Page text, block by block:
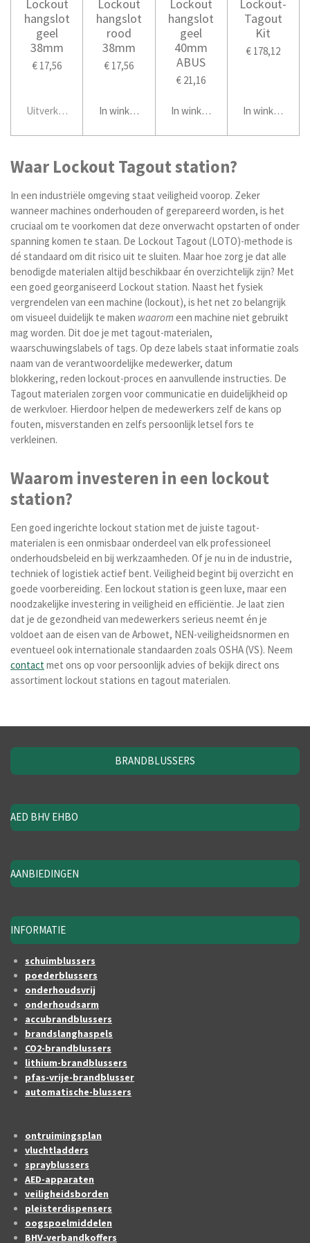
Lockout
hangslot
geel
38mm
€ 17,56
Uitverkocht
Lockout
hangslot
rood
38mm
€ 17,56
In winkelwagen
Lockout
hangslot
geel
40mm
ABUS
€ 21,16
In winkelwagen
Lockout-
Tagout
Kit
€ 178,12
In winkelwagen
Waar Lockout Tagout station?
In een industriële omgeving staat veiligheid voorop. Zeker
wanneer machines onderhouden of gerepareerd worden, is het
cruciaal om te voorkomen dat deze onverwacht opstarten of onder
spanning komen te staan. De Lockout Tagout (LOTO)-methode is
dé standaard om dit risico uit te sluiten. Maar hoe zorg je dat alle
benodigde materialen altijd beschikbaar én overzichtelijk zijn? Met
een goed georganiseerd Lockout station. Naast het fysiek
vergrendelen van een machine (lockout), is het net zo belangrijk
om visueel duidelijk te maken waarom een machine niet gebruikt
mag worden. Dit doe je met tagout-materialen,
waarschuwingslabels of tags. Op deze labels staat informatie zoals
naam van de verantwoordelijke medewerker, datum
blokkering, reden lockout-proces en aanvullende instructies. De
Tagout materialen zorgen voor communicatie en duidelijkheid op
de werkvloer. Hierdoor helpen de medewerkers zelf de kans op
fouten, misverstanden en zelfs persoonlijk letsel fors te
verkleinen.
Waarom investeren in een lockout
station?
Een goed ingerichte lockout station met de juiste tagout-
materialen is een onmisbaar onderdeel van elk professioneel
onderhoudsbeleid en bij werkzaamheden. Of je nu in de industrie,
techniek of logistiek actief bent. Veiligheid begint bij overzicht en
goede voorbereiding. Een lockout station is geen luxe, maar een
noodzakelijke investering in veiligheid en efficiëntie. Je laat zien
dat je de gezondheid van medewerkers serieus neemt én je
voldoet aan de eisen van de Arbowet, NEN-veiligheidsnormen en
eventueel ook internationale standaarden zoals OSHA (VS). Neem
contactmet ons op voor persoonlijk advies of bekijk direct ons
assortiment lockout stations en tagout materialen.
BRANDBLUSSERS
AED BHV EHBO
AANBIEDINGEN
INFORMATIE
schuimblussers
poederblussers
onderhoudsvrij
onderhoudsarm
accubrandblussers
brandslanghaspels
CO2-brandblussers
lithium-brandblussers
pfas-vrije-brandblusser
automatische-blussers
ontruimingsplan
vluchtladders
sprayblussers
AED-apparaten
veiligheidsborden
pleisterdispensers
oogspoelmiddelen
BHV-verbandkoffers